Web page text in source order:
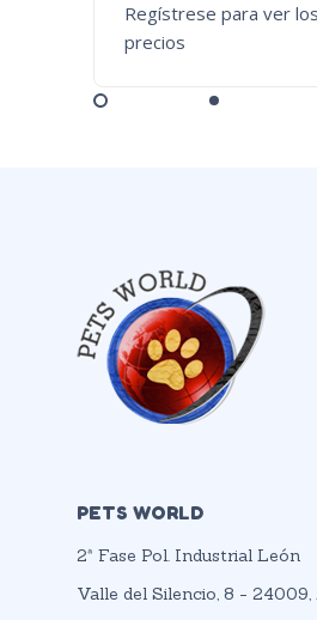
Regístrese para ver los
precios
PETS WORLD
2ª Fase Pol. Industrial León
Valle del Silencio, 8 - 24009,